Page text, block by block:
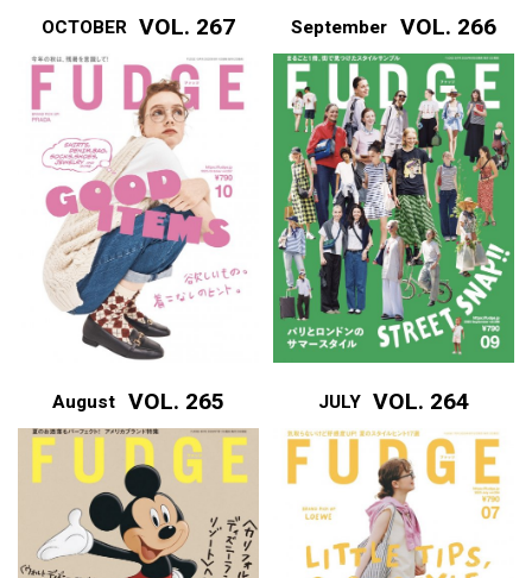
OCTOBER VOL. 267 September VOL. 266
August VOL. 265 JULY VOL. 264